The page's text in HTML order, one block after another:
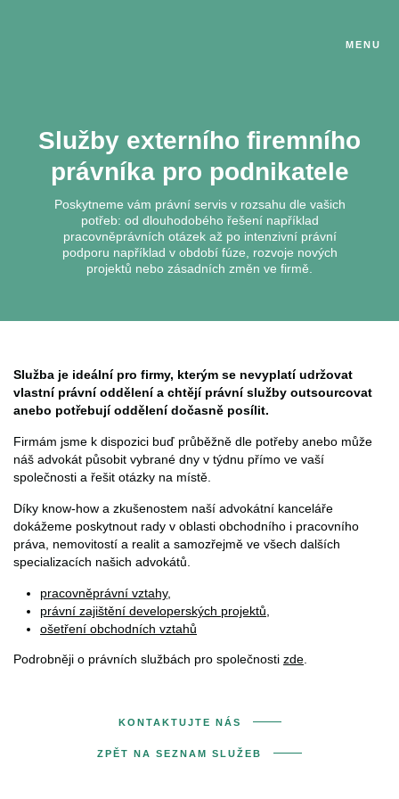
MENU
Služby externího firemního
právníka pro podnikatele
Poskytneme vám právní servis v rozsahu dle vašich
potřeb: od dlouhodobého řešení například
pracovněprávních otázek až po intenzivní právní
podporu například v období fúze, rozvoje nových
projektů nebo zásadních změn ve firmě.
Služba je ideální pro firmy, kterým se nevyplatí udržovat
vlastní právní oddělení a chtějí právní služby outsourcovat
anebo potřebují oddělení dočasně posílit.
Firmám jsme k dispozici buď průběžně dle potřeby anebo může
náš advokát působit vybrané dny v týdnu přímo ve vaší
společnosti a řešit otázky na místě.
Díky know-how a zkušenostem naší advokátní kanceláře
dokážeme poskytnout rady v oblasti obchodního i pracovního
práva, nemovitostí a realit a samozřejmě ve všech dalších
specializacích našich advokátů.
pracovněprávní vztahy,
právní zajištění developerských projektů
ošetření obchodních vztahů
Podrobněji o právních službách pro společnosti zde
KONTAKTUJTE NÁS
ZPĚT NA SEZNAM SLUŽEB